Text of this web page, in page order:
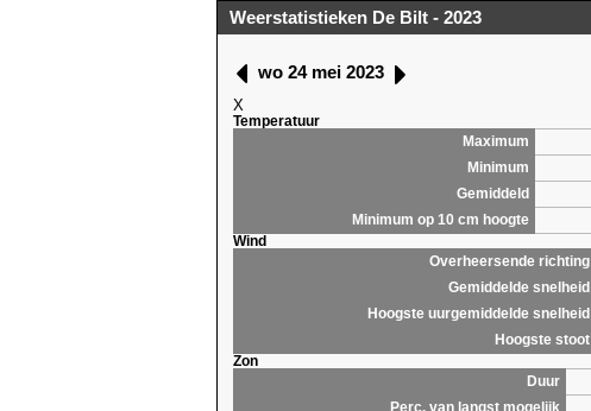
Weerstatistieken De Bilt - 2023
wo 24 mei 2023
X
Temperatuur
Maximum
Minimum
Gemiddeld
Minimum op 10 cm hoogte
Wind
Overheersende richting
Gemiddelde snelheid
Hoogste uurgemiddelde snelheid
Hoogste stoot
Zon
Duur
Perc. van langst mogelijk